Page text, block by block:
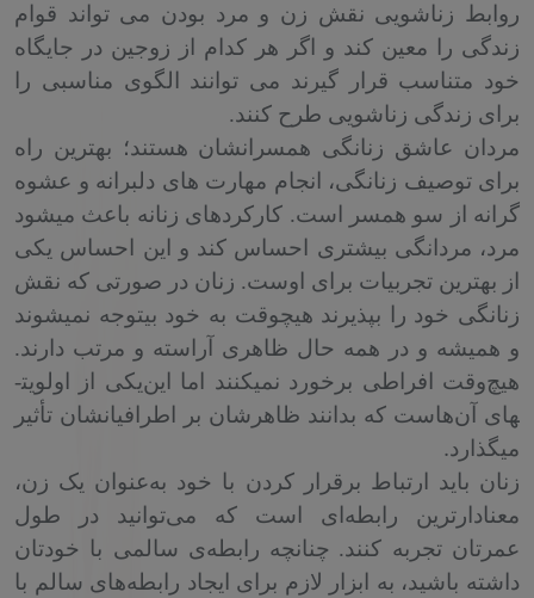
روابط زناشویی نقش زن و مرد بودن می تواند قوام
زندگی را معین کند و اگر هر کدام از زوجین در جایگاه
خود متناسب قرار گیرند می توانند الگوی مناسبی را
برای زندگی زناشویی طرح کنند.
مردان عاشق زنانگی همسرانشان هستند؛ بهترین راه
برای توصیف زنانگی، انجام مهارت های دلبرانه و عشوه
گرانه از سو همسر است. کارکردهای زنانه باعث می­شود
مرد، مردانگی بیشتری احساس کند و این احساس یکی
از بهترین تجربیات برای اوست. زنان در صورتی که نقش
زنانگی خود را بپذیرند هیچ­وقت به خود بی­توجه نمی­شوند
و همیشه و در همه حال ظاهری آراسته و مرتب دارند.
هیچ‌وقت افراطی برخورد نمی­کنند اما این‌یکی از اولویت­
های آن‌هاست که بدانند ظاهرشان بر اطرافیانشان تأثیر
می­گذارد.
زنان باید ارتباط برقرار کردن با خود به‌عنوان یک زن،
معنادارترین رابطه‌ای است که می‌توانید در طول
عمرتان تجربه کنند. چنانچه رابطه‌ی سالمی با خودتان
داشته باشید، به ابزار لازم برای ایجاد رابطه‌های سالم با